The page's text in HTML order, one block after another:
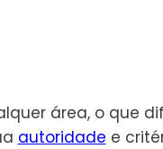
área, o que
autoridade e